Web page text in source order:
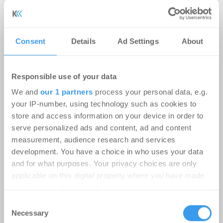
Consent Details Ad Settings About
Responsible use of your data
We and our 1 partners process your personal data, e.g.
your IP-number, using technology such as cookies to
store and access information on your device in order to
serve personalized ads and content, ad and content
measurement, audience research and services
development. You have a choice in who uses your data
and for what purposes. Your privacy choices are only
applicable on this digital property where you have made
the Privacy trigger icon.
Selection
Necessary
Login für den ganzen Artikel Wenn noch nicht
kostenlosen Account, um auf die neusten ...
Cashflow in H1; geopolitische